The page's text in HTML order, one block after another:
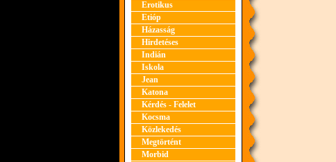
Erotikus
Etióp
Házasság
Hirdetéses
Indián
Iskola
Jean
Katona
Kérdés - Felelet
Kocsma
Közlekedés
Megtörtént
Morbid